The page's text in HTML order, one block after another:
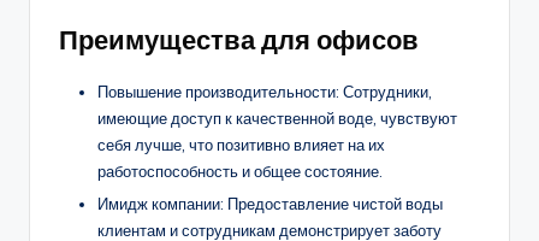
Преимущества для офисов
Повышение производительности: Сотрудники,
имеющие доступ к качественной воде, чувствуют
себя лучше, что позитивно влияет на их
работоспособность и общее состояние.
Имидж компании: Предоставление чистой воды
клиентам и сотрудникам демонстрирует заботу